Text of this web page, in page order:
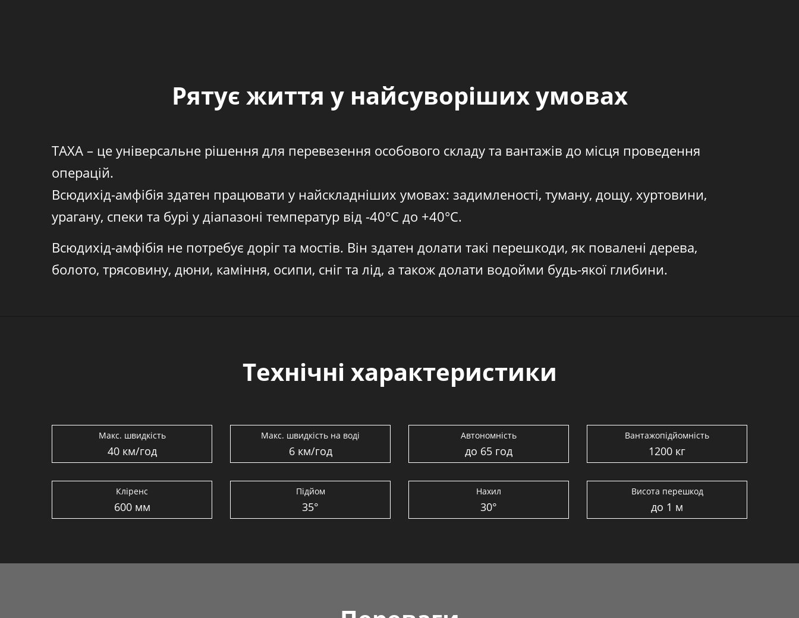
Рятує життя у найсуворіших умовах
ТАХА – це універсальне рішення для перевезення особового складу та вантажів до місця проведення
операцій.
Всюдихід-амфібія здатен працювати у найскладніших умовах: задимленості, туману, дощу, хуртовини,
урагану, спеки та бурі у діапазоні температур від -40°С до +40°С.
Всюдихід-амфібія не потребує доріг та мостів. Він здатен долати такі перешкоди, як повалені дерева,
болото, трясовину, дюни, каміння, осипи, сніг та лід, а також долати водойми будь-якої глибини.
Технічні характеристики
Макс. швидкість
40 км/год
Макс. швидкість на воді
6 км/год
Автономність
до 65 год
Вантажопідйомність
1200 кг
Кліренс
600 мм
Підйом
35°
Нахил
30°
Висота перешкод
до 1 м